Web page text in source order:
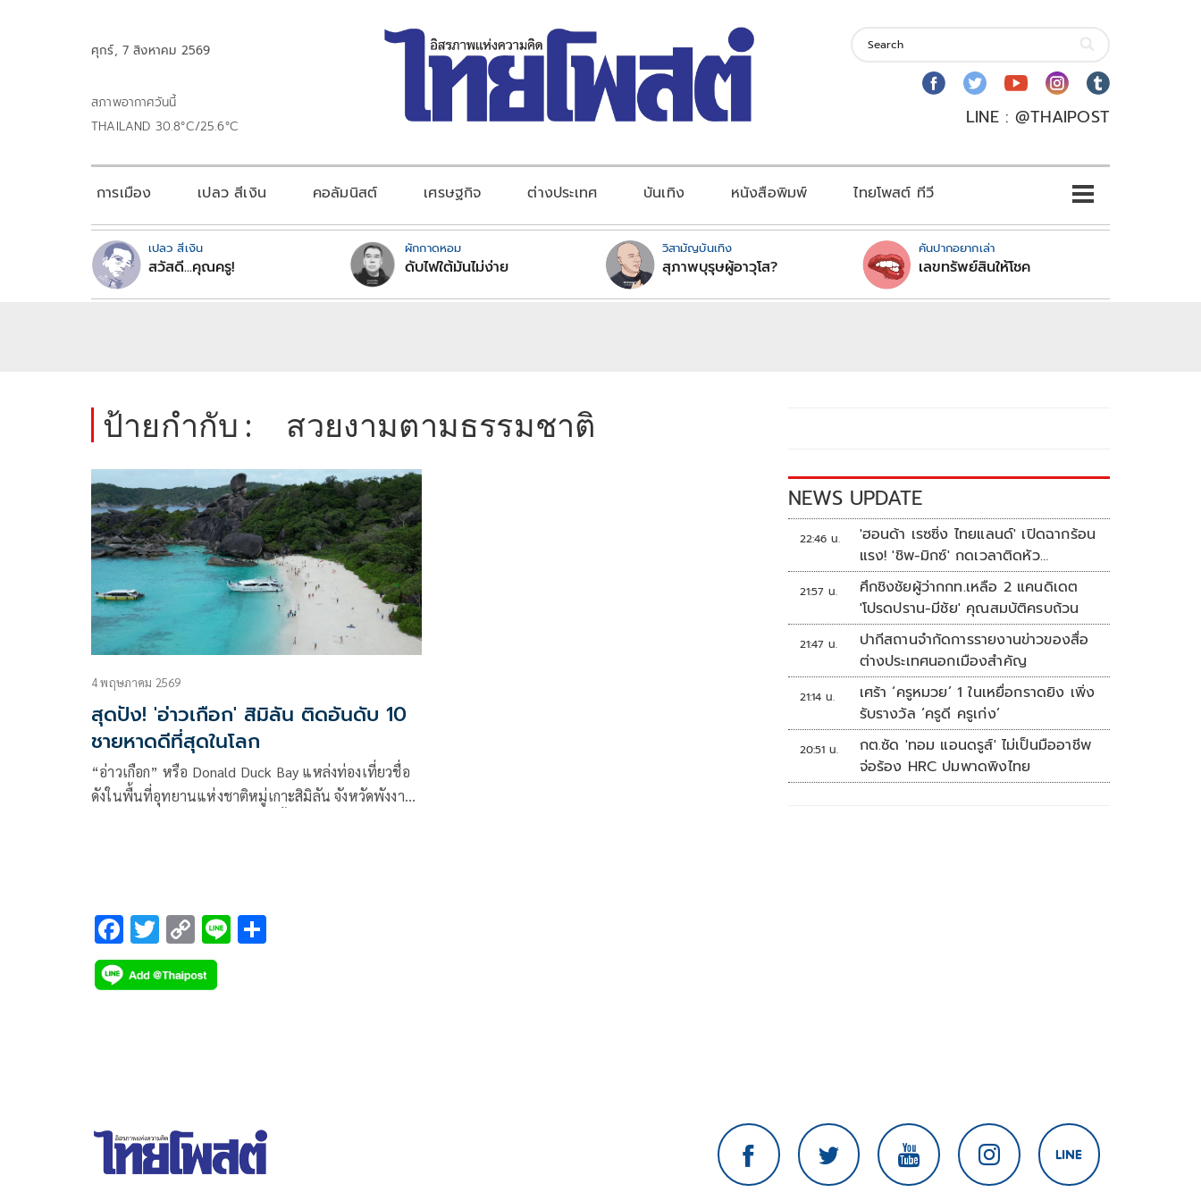
ศุกร์, 7 สิงหาคม 2569
สภาพอากาศวันนี้
THAILAND 30.8°C/25.6°C
LINE : @THAIPOST
การเมือง เปลว สีเงิน คอลัมนิสต์ เศรษฐกิจ ต่างประเทศ บันเทิง หนังสือพิมพ์ ไทยโพสต์ ทีวี
เปลว สีเงิน
สวัสดี...คุณครู!
ผักกาดหอม
ดับไฟใต้มันไม่ง่าย
วิสามัญบันเทิง
สุภาพบุรุษผู้อาวุโส?
คันปากอยากเล่า
เลขทรัพย์สินให้โชค
ป้ายกำกับ : สวยงามตามธรรมชาติ
4 พฤษภาคม 2569
สุดปัง! 'อ่าวเกือก' สิมิลัน ติดอันดับ 10
ชายหาดดีที่สุดในโลก
“อ่าวเกือก” หรือ Donald Duck Bay แหล่งท่องเที่ยวชื่อ
ดังในพื้นที่อุทยานแห่งชาติหมู่เกาะสิมิลัน จังหวัดพังงา
F
ac
e
T
wi
tt
C
o
p
Li
NEWS UPDATE
22:46 น.
'ฮอนด้า เรซซิ่ง ไทยแลนด์' เปิดฉากร้อน
แรง! 'ชิพ-มิกซ์' กดเวลาติดหัว
แถว ARRC สนาม 4 ที่มัลดาลิกา
21:57 น.
ศึกชิงชัยผู้ว่ากกท.เหลือ 2 แคนดิเดต
'โปรดปราน-มีชัย' คุณสมบัติครบถ้วน
21:47 น.
ปากีสถานจำกัดการรายงานข่าวของสื่อ
ต่างประเทศนอกเมืองสำคัญ
21:14 น.
เศร้า ‘ครูหมวย’ 1 ในเหยื่อกราดยิง เพิ่ง
รับรางวัล ‘ครูดี ครูเก่ง’
20:51 น.
กต.ซัด 'ทอม แอนดรูส์' ไม่เป็นมืออาชีพ
จ่อร้อง HRC ปมพาดพิงไทย